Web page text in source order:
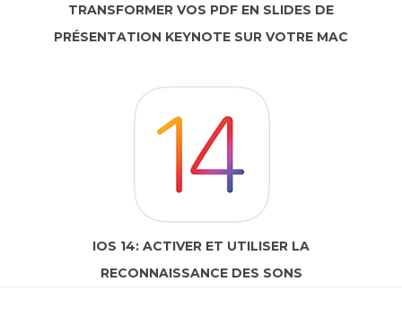
TRANSFORMER VOS PDF EN SLIDES DE
PRÉSENTATION KEYNOTE SUR VOTRE MAC
IOS 14: ACTIVER ET UTILISER LA
RECONNAISSANCE DES SONS